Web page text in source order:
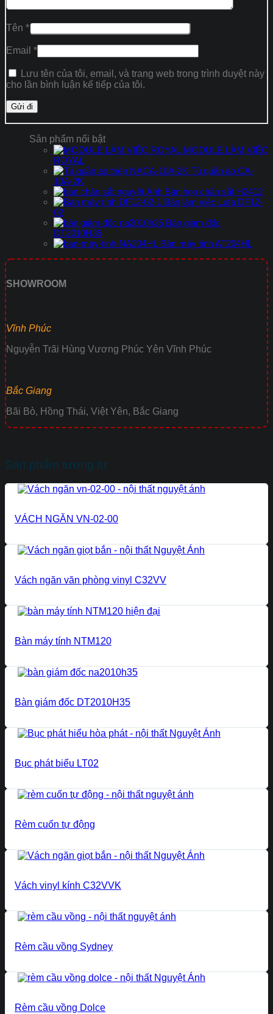
Tên *
Email *
Lưu tên của tôi, email, và trang web trong trình duyệt này
cho lần bình luận kế tiếp của tôi.
Sản phẩm nổi bật
MODULE LÀM VIỆC
ROYAL
Tủ quần áo CA-
10A-2K
Bàn họp chân sắt H2412
Bàn làm việc Lufa DF12-
02
Bàn giám đốc
DT2010H35
Bàn máy tính AT204HL
SHOWROOM
Vĩnh Phúc
Nguyễn Trãi Hùng Vương Phúc Yên Vĩnh Phúc
Bắc Giang
Bãi Bò, Hồng Thái, Việt Yên, Bắc Giang
Sản phẩm tương tự
VÁCH NGĂN VN-02-00
Vách ngăn văn phòng vinyl C32VV
Bàn máy tính NTM120
Bàn giám đốc DT2010H35
Bục phát biểu LT02
Rèm cuốn tự động
Vách vinyl kính C32VVK
Rèm cầu vồng Sydney
Rèm cầu vồng Dolce